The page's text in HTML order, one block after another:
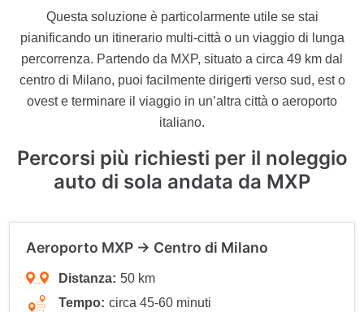
Questa soluzione è particolarmente utile se stai
pianificando un itinerario multi-città o un viaggio di lunga
percorrenza. Partendo da MXP, situato a circa 49 km dal
centro di Milano, puoi facilmente dirigerti verso sud, est o
ovest e terminare il viaggio in un’altra città o aeroporto
italiano.
Percorsi più richiesti per il noleggio
auto di sola andata da MXP
Aeroporto MXP → Centro di Milano
Distanza: 50 km
Tempo: circa 45-60 minuti